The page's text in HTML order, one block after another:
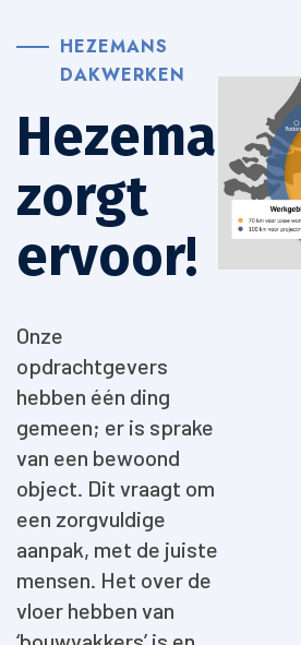
HEZEMANS
DAKWERKEN
Hezemans
zorgt
ervoor!
Onze
opdrachtgevers
hebben één ding
gemeen; er is sprake
van een bewoond
object. Dit vraagt om
een zorgvuldige
aanpak, met de juiste
mensen. Het over de
vloer hebben van